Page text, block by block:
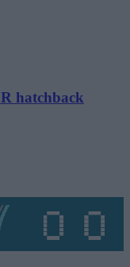
hatchback